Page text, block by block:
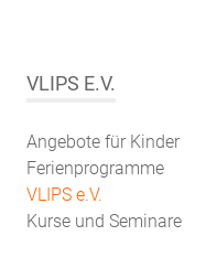
VLIPS E.V.
Angebote für Kinder
Ferienprogramme
VLIPS e.V.
Kurse und Seminare